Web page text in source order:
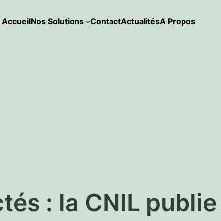
AccueilNos Solutions ContactActualitésA Propos
: la CNIL